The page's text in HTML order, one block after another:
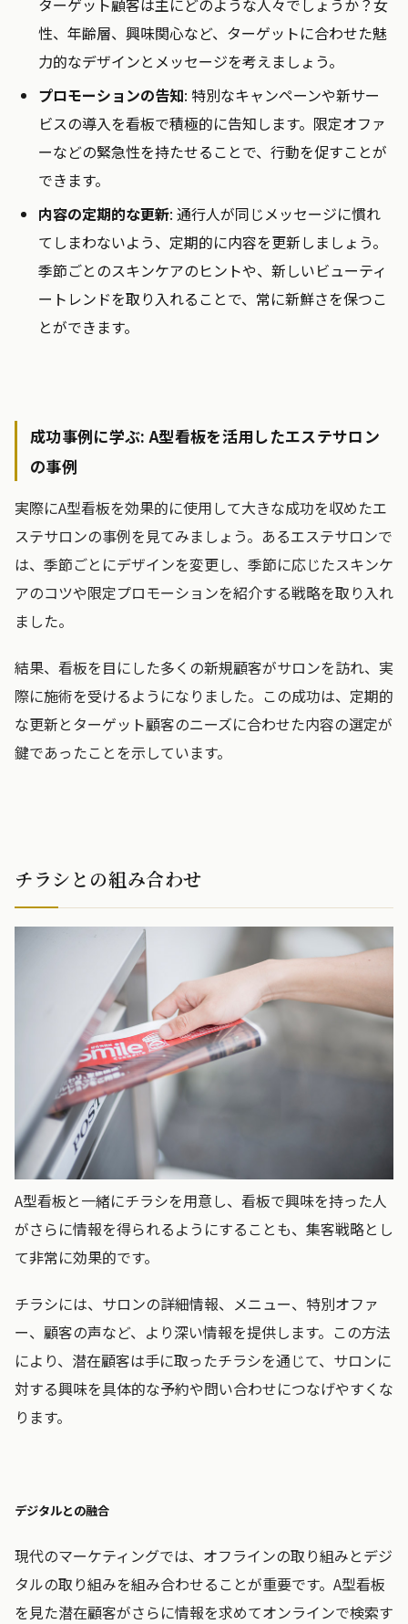
ターゲット顧客は主にどのような人々でしょうか？女
性、年齢層、興味関心など、ターゲットに合わせた魅
力的なデザインとメッセージを考えましょう。
プロモーションの告知: 特別なキャンペーンや新サー
ビスの導入を看板で積極的に告知します。限定オファ
ーなどの緊急性を持たせることで、行動を促すことが
できます。
内容の定期的な更新: 通行人が同じメッセージに慣れ
てしまわないよう、定期的に内容を更新しましょう。
季節ごとのスキンケアのヒントや、新しいビューティ
ートレンドを取り入れることで、常に新鮮さを保つこ
とができます。
成功事例に学ぶ: A型看板を活用したエステサロン
の事例
実際にA型看板を効果的に使用して大きな成功を収めたエ
ステサロンの事例を見てみましょう。あるエステサロンで
は、季節ごとにデザインを変更し、季節に応じたスキンケ
アのコツや限定プロモーションを紹介する戦略を取り入れ
ました。
結果、看板を目にした多くの新規顧客がサロンを訪れ、実
際に施術を受けるようになりました。この成功は、定期的
な更新とターゲット顧客のニーズに合わせた内容の選定が
鍵であったことを示しています。
チラシとの組み合わせ
A型看板と一緒にチラシを用意し、看板で興味を持った人
がさらに情報を得られるようにすることも、集客戦略とし
て非常に効果的です。
チラシには、サロンの詳細情報、メニュー、特別オファ
ー、顧客の声など、より深い情報を提供します。この方法
により、潜在顧客は手に取ったチラシを通じて、サロンに
対する興味を具体的な予約や問い合わせにつなげやすくな
ります。
デジタルとの融合
現代のマーケティングでは、オフラインの取り組みとデジ
タルの取り組みを組み合わせることが重要です。A型看板
を見た潜在顧客がさらに情報を求めてオンラインで検索す